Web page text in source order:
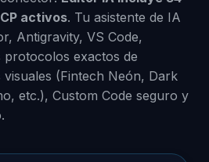
activos. Tu asistente de IA
Antigravity, VS Code,
protocolos exactos de
visuales (Fintech Neón, Dark
etc.), Custom Code seguro y